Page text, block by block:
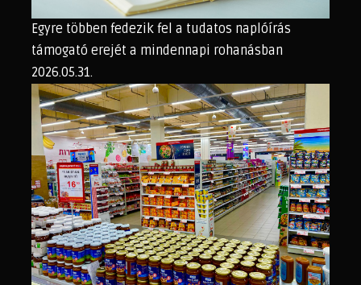
Egyre többen fedezik fel a tudatos naplóírás
támogató erejét a mindennapi rohanásban
2026.05.31.